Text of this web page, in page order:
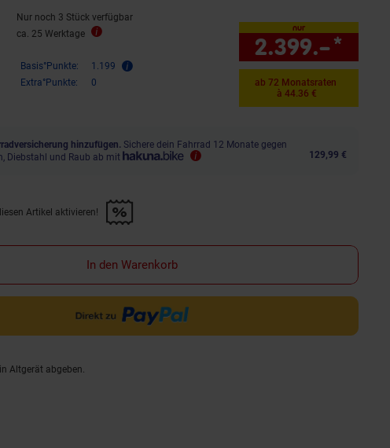
Nur noch 3 Stück verfügbar
ca. 25 Werktage
Basis°Punkte:
1.199
Extra°Punkte:
0
nur
2.399.–*
ab 72 Monatsraten
à 44.36 €
hinzufügen. Sichere dein Fahrrad 12 Monate gegen
Diebstahl und Raub ab mit
129,99 €
auf diesen Artikel aktivieren!" anwenden
Artikel aktivieren!
In den Warenkorb
Altgerät abgeben.